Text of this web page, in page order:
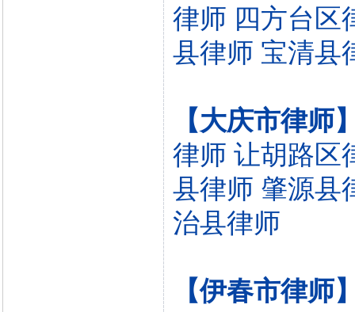
律师 四方台区
县律师 宝清县
【大庆市律师
律师 让胡路区
县律师 肇源县
治县律师
【伊春市律师